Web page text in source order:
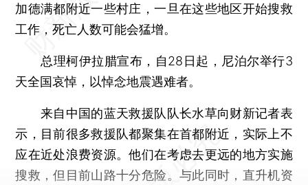
加德满都附近一些村庄，一旦在这些地区开始搜救
工作，死亡人数可能会猛增。
总理柯伊拉腊宣布，自28日起，尼泊尔举行3
天全国哀悼，以悼念地震遇难者。
来自中国的蓝天救援队队长水草向财新记者表
示，目前很多救援队都聚集在首都附近，实际上不
应在近处浪费资源。他们在考虑去更远的地方实施
搜救，但目前山路十分危险。与此同时，直升机资